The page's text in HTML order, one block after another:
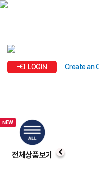
LOGIN Create an
전체상품보기